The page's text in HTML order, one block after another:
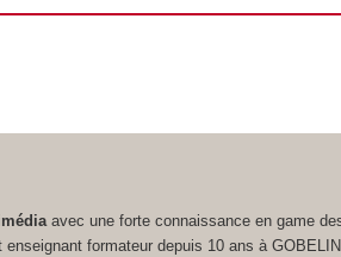
avec une forte connaissance en game
formateur depuis 10 ans à